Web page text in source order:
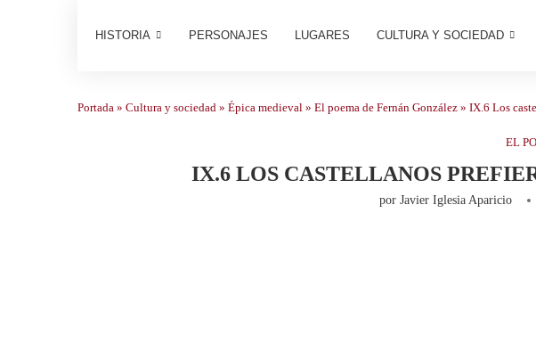
HISTORIA PERSONAJES LUGARES CULTURA Y SOCIEDAD
Portada » Cultura y sociedad » Épica medieval » El poema de Fernán González » IX.6 Los
EL
IX.6 LOS CASTELLANOS
por Javier Iglesia Aparicio